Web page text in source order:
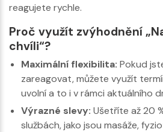
reagujete rychle.
Proč využít zvýhodnění
chvíli“?
Maximální flexibilita: Pokud
zareagovat, můžete využít
uvolní a to i v rámci aktuálního
Výrazné slevy: Ušetříte až 20
službách, jako jsou masáže,